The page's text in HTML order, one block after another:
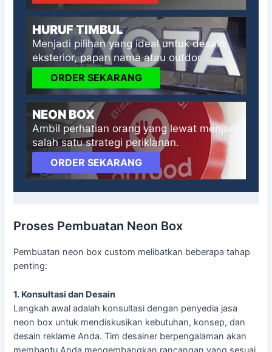
HURUF TIMBUL
Menjadi pilihan yang ideal untuk desain
eksterior, papan nama atau outdor.
ORDER SEKARANG
NEON BOX
Ambil perhatian orang yang lewat menjadi
salah satu strategi periklanan.
ORDER SEKARANG
Proses Pembuatan Neon Box
Pembuatan neon box custom melibatkan beberapa tahap
penting:
1. Konsultasi dan Desain
Langkah awal adalah konsultasi dengan penyedia jasa
neon box untuk mendiskusikan kebutuhan, konsep, dan
desain reklame Anda. Tim desainer berpengalaman akan